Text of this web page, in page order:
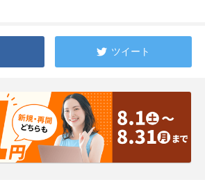
ツイート